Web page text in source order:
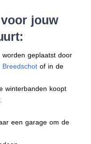
jouw
geplaatst door
Breedschot of in de
winterbanden koopt
een garage om de